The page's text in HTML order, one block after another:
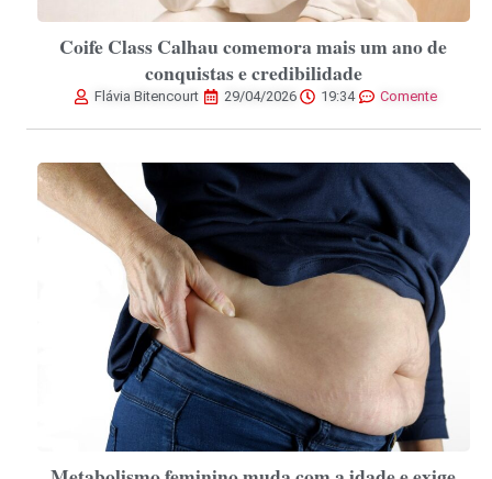
Coife Class Calhau comemora mais um ano de
conquistas e credibilidade
Flávia Bitencourt 29/04/2026 19:34 Comente